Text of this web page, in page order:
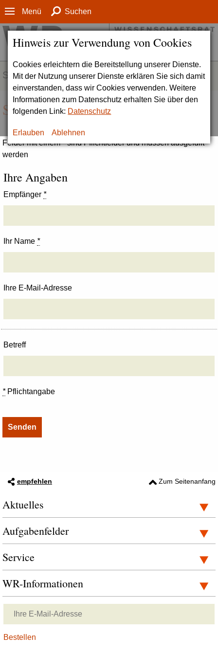
Hinweis zur Verwendung von Cookies
Cookies erleichtern die Bereitstellung unserer Dienste.
Mit der Nutzung unserer Dienste erklären Sie sich damit
einverstanden, dass wir Cookies verwenden. Weitere
Informationen zum Datenschutz erhalten Sie über den
folgenden Link: Datenschutz
Erlauben Ablehnen
Menü Suchen
SERVICE
Seite empfehlen
Felder mit einem * sind Pflichtfelder und müssen ausgefüllt
werden
Ihre Angaben
Empfänger *
Ihr Name *
Ihre E-Mail-Adresse
Betreff
*Pflichtangabe
empfehlen Zum Seitenanfang
Aktuelles
Aufgabenfelder
Service
WR-Informationen